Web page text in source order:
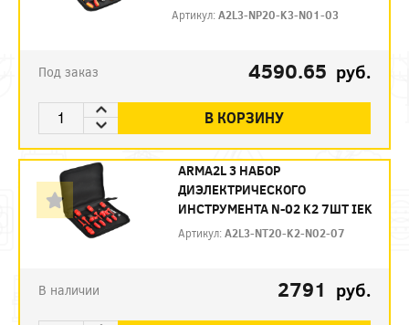
Артикул:A2L3-NP20-K3-N01-03
Под заказ 4590.65 руб.
В КОРЗИНУ
ARMA2L 3 НАБОР
ДИЭЛЕКТРИЧЕСКОГО
ИНСТРУМЕНТА N-02 K2 7ШТ IEK
Артикул:A2L3-NT20-K2-N02-07
В наличии 2791 руб.